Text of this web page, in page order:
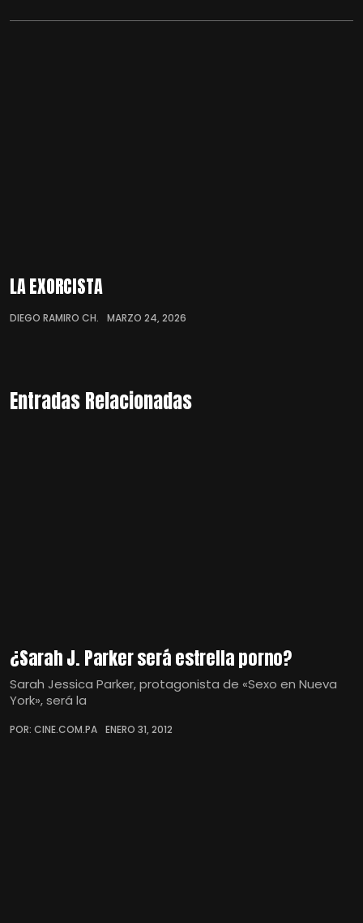
LA EXORCISTA
DIEGO RAMIRO CH. MARZO 24, 2026
Entradas Relacionadas
¿Sarah J. Parker será estrella porno?
Sarah Jessica Parker, protagonista de «Sexo en Nueva
York», será la
POR: CINE.COM.PA ENERO 31, 2012